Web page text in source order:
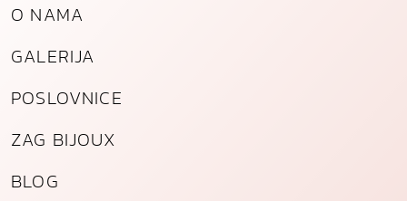
o
č
l
k
k
O NAMA
GALERIJA
POSLOVNICE
ZAG BIJOUX
BLOG